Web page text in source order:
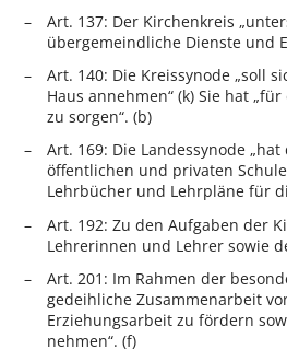
Art. 137: Der Kirchenkreis
übergemeindliche Dienste und
Art. 140: Die Kreissynode „soll
Haus annehmen“ (k) Sie hat
zu sorgen“. (b)
Art. 169: Die Landessynode
öffentlichen und privaten
Lehrbücher und Lehrpläne für
Art. 192: Zu den Aufgaben der
Lehrerinnen und Lehrer sowie
Art. 201: Im Rahmen der
gedeihliche Zusammenarbeit
Erziehungsarbeit zu fördern
nehmen“. (f)